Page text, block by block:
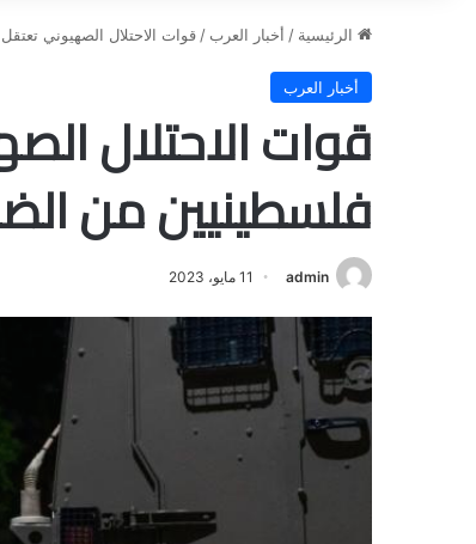
الرئيسية / أخبار العرب / قوات الاحتلال الصهيوني تعتقل ٨ مواطنين فلسطينيين من الضفة الغربية
أخبار العرب
فلسطينيين من
admin 11 مايو، 2023